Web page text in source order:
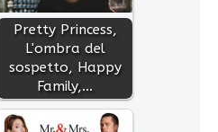
Pretty Princess,
L'ombra del
sospetto, Happy
Family,…